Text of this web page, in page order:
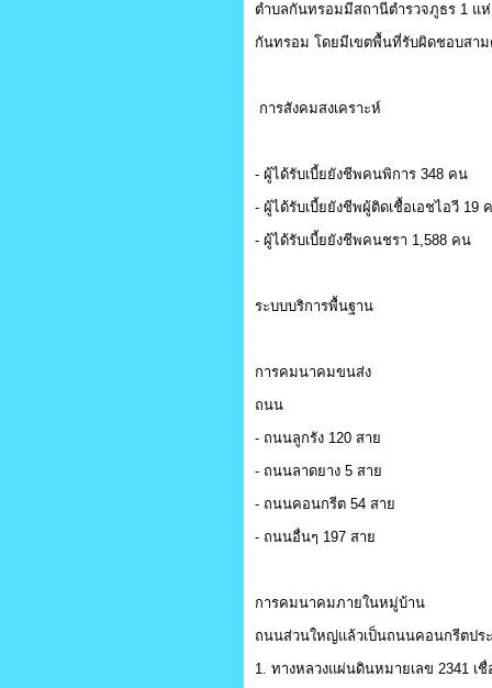
ตำบลกันทรอมมีสถานีตำรวจภูธร 1
กันทรอม โดยมีเขตพื้นที่รับผิดชอบสา
การสังคมสงเคราะห์
- ผู้ได้รับเบี้ยยังชีพคนพิการ 348 คน
- ผู้ได้รับเบี้ยยังชีพผู้ติดเชื้อเอชไอวี 19
- ผู้ได้รับเบี้ยยังชีพคนชรา 1,588 คน
ระบบบริการพื้นฐาน
การคมนาคมขนส่ง
ถนน
- ถนนลูกรัง 120 สาย
- ถนนลาดยาง 5 สาย
- ถนนคอนกรีต 54 สาย
- ถนนอื่นๆ 197 สาย
การคมนาคมภายในหมู่บ้าน
ถนนส่วนใหญ่แล้วเป็นถนนคอนกรีตปร
1. ทางหลวงแผ่นดินหมายเลข 2341